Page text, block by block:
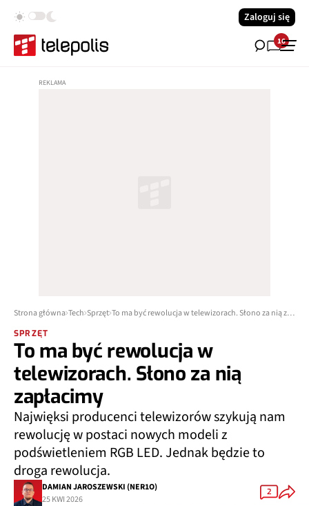
Zaloguj się
16
Strona główna Tech Sprzęt To ma być rewolucja w telewizorach. Słono za nią zapłacimy
SPRZĘT
To ma być rewolucja w
telewizorach. Słono za nią
zapłacimy
Najwięksi producenci telewizorów szykują nam
rewolucję w postaci nowych modeli z
podświetleniem RGB LED. Jednak będzie to
droga rewolucja.
DAMIAN JAROSZEWSKI (NER1O)
25 KWI 2026
2